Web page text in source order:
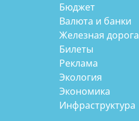
Бюджет
Валюта и банки
Железная дорога
Билеты
Реклама
Экология
Экономика
Инфраструктура